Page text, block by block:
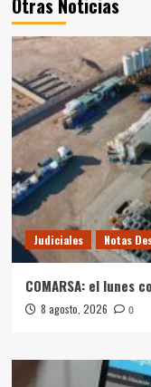
Otras Noticias
Judiciales Notas
COMARSA: el lunes
8 agosto, 2026 0